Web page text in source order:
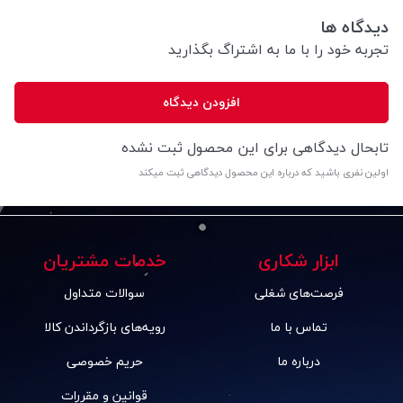
دیدگاه ها
تجربه خود را با ما به اشتراگ بگذارید
افزودن دیدگاه
تابحال دیدگاهی برای این محصول ثبت نشده
اولین نفری باشید که درباره این محصول دیدگاهی ثبت میکند
ابزار شکاری
فرصت‌های شغلی
تماس با ما
درباره ما
خدمات مشتریان
سوالات متداول
رویه‌های بازگرداندن کالا
حریم خصوصی
قوانین و مقررات